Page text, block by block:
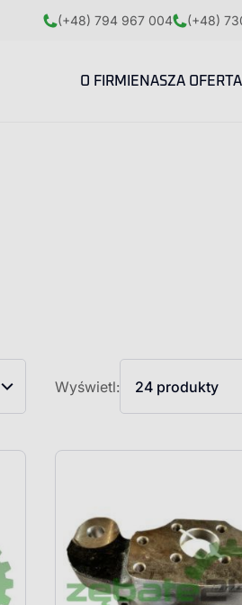
(+48) 794 967 004 (+48)
O FIRMIE NASZA OFERTA
Wyświetl: 24 produkty